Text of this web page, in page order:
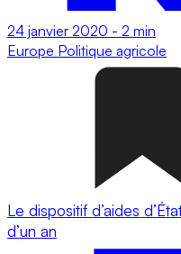
24 janvier 2020 - 2 min
Europe Politique agricole
Le dispositif d’aides
d’un an